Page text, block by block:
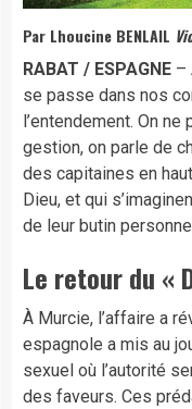
Par Lhoucine BENLAIL
RABAT / ESPAGNE –
se passe dans nos
l’entendement. On
gestion, on parle de
des capitaines en
Dieu, et qui
de leur butin
Le retour du «
​À Murcie, l’affaire a
espagnole a mis au
sexuel où l’autorité
des faveurs. Ces